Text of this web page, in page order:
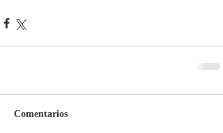
Comentarios